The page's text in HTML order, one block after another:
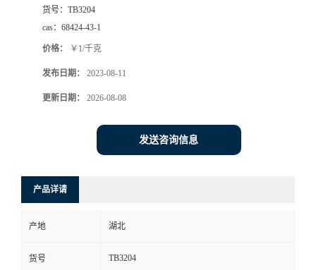
货号： TB3204
cas： 68424-43-1
价格： ￥1/千克
发布日期： 2023-08-11
更新日期： 2026-08-08
发送咨询信息
产品详请
产地 湖北
货号 TB3204